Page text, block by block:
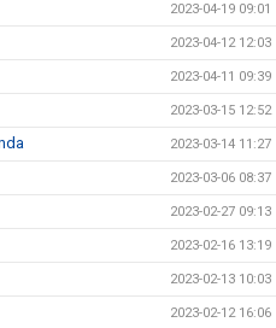
2023-04-19 09:01
2023-04-12 12:03
2023-04-11 09:39
2023-03-15 12:52
2023-03-14 11:27
2023-03-06 08:37
2023-02-27 09:13
2023-02-16 13:19
2023-02-13 10:03
2023-02-12 16:06